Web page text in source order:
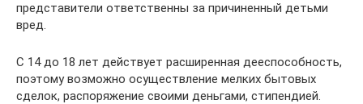
представители ответственны за причиненный детьми
вред.
С 14 до 18 лет действует расширенная дееспособность,
поэтому возможно осуществление мелких бытовых
сделок, распоряжение своими деньгами, стипендией.